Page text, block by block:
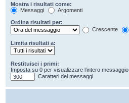
Mostra i risultati come:
Messaggi
Argomenti
Ordina risultati per:
Crescente
Limita risultati a:
Restituisci i primi:
Imposta su 0 per visualizzare l’intero messaggio.
Caratteri dei messaggi